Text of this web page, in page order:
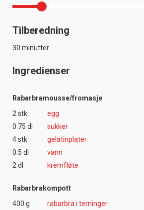
Tilberedning
30 minutter
Ingredienser
Rabarbramousse/fromasje
2 stk
egg
0.75 dl
sukker
4 stk
gelatinplater
0.5 dl
vann
2 dl
kremfløte
Rabarbrakompott
400 g
rabarbra i terninger